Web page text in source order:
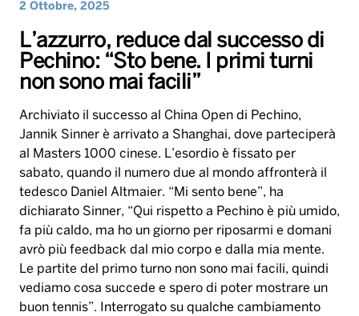
2 Ottobre, 2025
L’azzurro, reduce dal successo di
Pechino: “Sto bene. I primi turni
non sono mai facili”
Archiviato il successo al China Open di Pechino,
Jannik Sinner è arrivato a Shanghai, dove parteciperà
al Masters 1000 cinese. L’esordio è fissato per
sabato, quando il numero due al mondo affronterà il
tedesco Daniel Altmaier. “Mi sento bene”, ha
dichiarato Sinner, “Qui rispetto a Pechino è più umido,
fa più caldo, ma ho un giorno per riposarmi e domani
avrò più feedback dal mio corpo e dalla mia mente.
Le partite del primo turno non sono mai facili, quindi
vediamo cosa succede e spero di poter mostrare un
buon tennis”. Interrogato su qualche cambiamento